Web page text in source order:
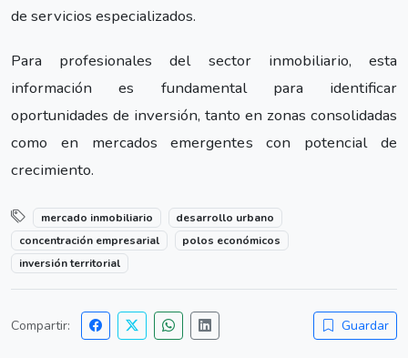
de servicios especializados.
Para profesionales del sector inmobiliario, esta
información es fundamental para identificar
oportunidades de inversión, tanto en zonas consolidadas
como en mercados emergentes con potencial de
crecimiento.
mercado inmobiliario
desarrollo urbano
concentración empresarial
polos económicos
inversión territorial
Compartir: Guardar